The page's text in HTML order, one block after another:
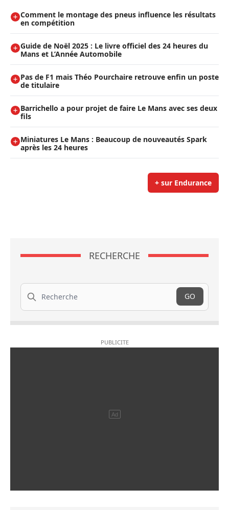
Comment le montage des pneus influence les résultats
en compétition
Guide de Noël 2025 : Le livre officiel des 24 heures du
Mans et L’Année Automobile
Pas de F1 mais Théo Pourchaire retrouve enfin un poste
de titulaire
Barrichello a pour projet de faire Le Mans avec ses deux
fils
Miniatures Le Mans : Beaucoup de nouveautés Spark
après les 24 heures
+ sur Endurance
RECHERCHE
Recherche
GO